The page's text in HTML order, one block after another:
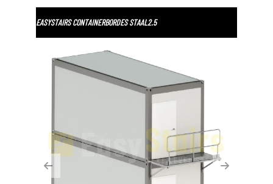
EASYSTAIRS CONTAINERBORDES STAAL2.5
Previous Next